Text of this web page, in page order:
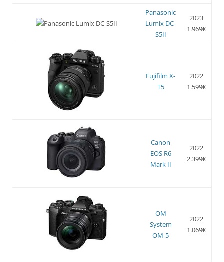
Panasonic
Lumix DC-
S5II
2023
1.969€
Fujifilm X-
T5
2022
1.599€
Canon
EOS R6
Mark II
2022
2.399€
OM
System
OM-5
2022
1.069€